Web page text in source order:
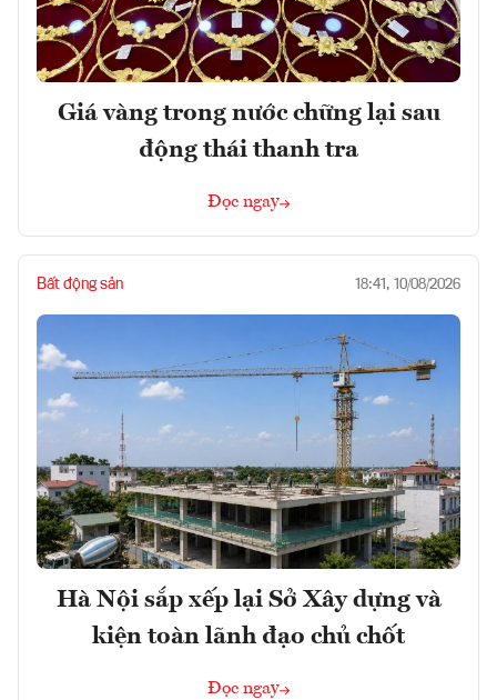
Giá vàng trong nước chững lại sau
động thái thanh tra
Đọc ngay
Bất động sản 18:41, 10/08/2026
Hà Nội sắp xếp lại Sở Xây dựng và
kiện toàn lãnh đạo chủ chốt
Đọc ngay